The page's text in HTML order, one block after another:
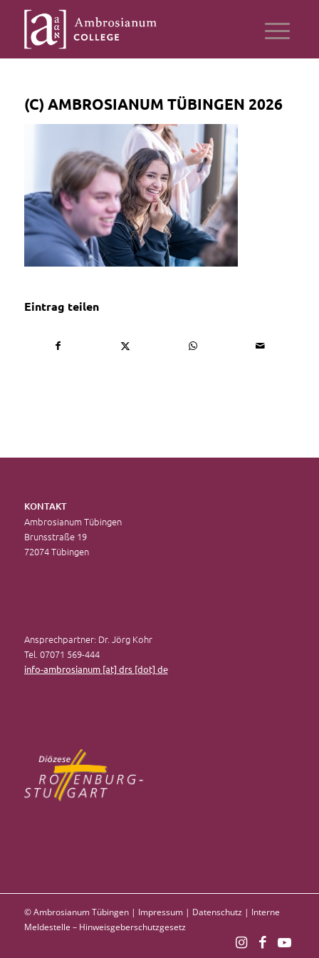
(C) AMBROSIANUM TÜBINGEN 2026
Eintrag teilen
KONTAKT
Ambrosianum Tübingen
Brunsstraße 19
72074 Tübingen
Ansprechpartner: Dr. Jörg Kohr
Tel. 07071 569-444
info-ambrosianum [at] drs [dot] de
© Ambrosianum Tübingen | Impressum| Datenschutz| Interne
Meldestelle – Hinweisgeberschutzgesetz